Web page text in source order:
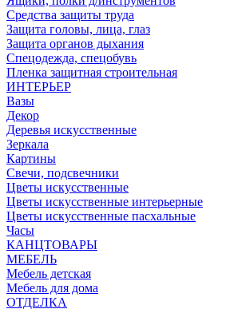
Средства защиты труда
Защита головы, лица, глаз
Защита органов дыхания
Спецодежда, спецобувь
Пленка защитная строительная
ИНТЕРЬЕР
Вазы
Декор
Деревья искусственные
Зеркала
Картины
Свечи, подсвечники
Цветы искусственные
Цветы искусственные интерьерные
Цветы искусственные пасхальные
Часы
КАНЦТОВАРЫ
МЕБЕЛЬ
Мебель детская
Мебель для дома
ОТДЕЛКА